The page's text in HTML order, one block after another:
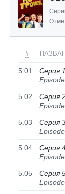
#
5.01
Серия 1
5.02
Серия
5.03
Серия
5.04
Серия
5.05
Серия